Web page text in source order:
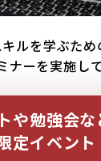
ルを学ぶため
ナーを実施し
や勉強会な
定イベント